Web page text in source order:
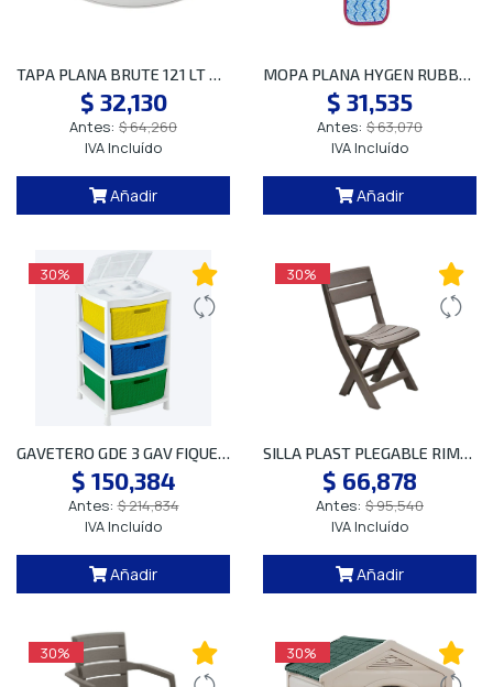
TAPA PLANA BRUTE 121 LT BLANC FG26310 SP
$ 32,130
Antes: $ 64,260
IVA Incluído
Añadir
MOPA PLANA HYGEN RUBBERMAID AZUL FGQ41000RD00
$ 31,535
Antes: $ 63,070
IVA Incluído
Añadir
30%
GAVETERO GDE 3 GAV FIQUE TRICOLOR 12547
$ 150,384
Antes: $ 214,834
IVA Incluído
Añadir
30%
SILLA PLAST PLEGABLE RIMAX MOCCA 12962 P
$ 66,878
Antes: $ 95,540
IVA Incluído
Añadir
30% 30%